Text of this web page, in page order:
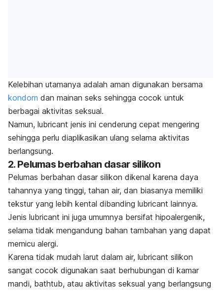
Kelebihan utamanya adalah aman digunakan bersama
kondom dan mainan seks sehingga cocok untuk
berbagai aktivitas seksual.
Namun, lubricant jenis ini cenderung cepat mengering
sehingga perlu diaplikasikan ulang selama aktivitas
berlangsung.
2. Pelumas berbahan dasar silikon
Pelumas berbahan dasar silikon dikenal karena daya
tahannya yang tinggi, tahan air, dan biasanya memiliki
tekstur yang lebih kental dibanding lubricant lainnya.
Jenis lubricant ini juga umumnya bersifat hipoalergenik,
selama tidak mengandung bahan tambahan yang dapat
memicu alergi.
Karena tidak mudah larut dalam air, lubricant silikon
sangat cocok digunakan saat berhubungan di kamar
mandi, bathtub, atau aktivitas seksual yang berlangsung